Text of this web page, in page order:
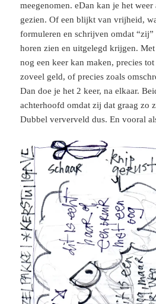
meegenomen. eDan kan je het weer
gezien. Of een blijkt van vrijheid,
formuleren en schrijven omdat
horen zien en uitgelegd krijgen.
nog een keer kan maken, precies
zoveel geld, of precies zoals
Dan doe je het 2 keer, na elkaar.
achterhoofd omdat zij dat graag zo
Dubbel ververveld dus. En vooral